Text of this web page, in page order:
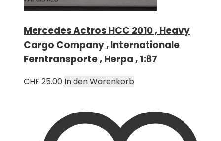
Mercedes Actros HCC 2010 , Heavy
Cargo Company , Internationale
Ferntransporte , Herpa , 1:87
CHF 25.00 In den Warenkorb